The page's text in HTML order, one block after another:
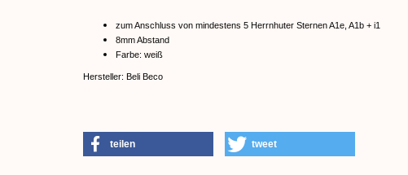
zum Anschluss von mindestens 5 Herrnhuter Sternen A1e, A1b + i1
8mm Abstand
Farbe: weiß
Hersteller: Beli Beco
teilen tweet